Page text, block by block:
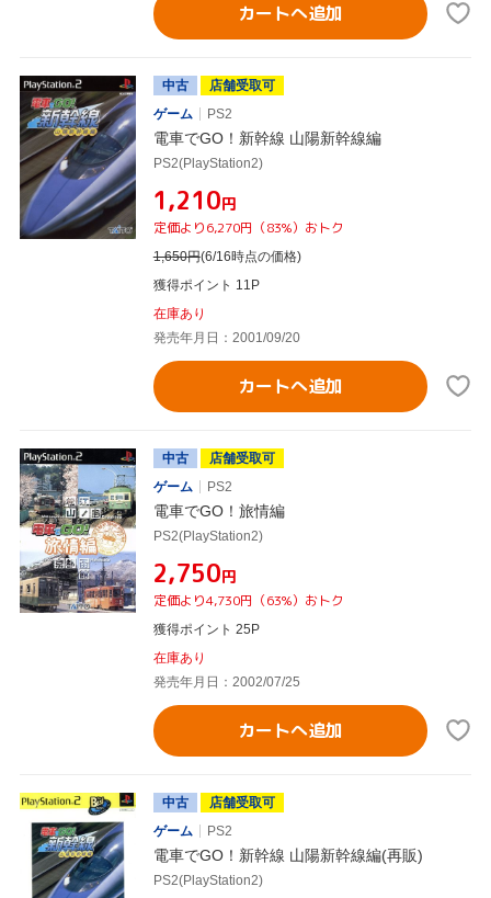
カートへ追加
中古
店舗受取可
ゲーム
PS2
電車でGO！新幹線 山陽新幹線編
PS2(PlayStation2)
¥1,210円
定価より6,270円（83%）おトク
1,650円(6/16時点の価格)
獲得ポイント 11P
在庫あり
発売年月日：2001/09/20
カートへ追加
中古
店舗受取可
ゲーム
PS2
電車でGO！旅情編
PS2(PlayStation2)
¥2,750円
定価より4,730円（63%）おトク
獲得ポイント 25P
在庫あり
発売年月日：2002/07/25
カートへ追加
中古
店舗受取可
ゲーム
PS2
電車でGO！新幹線 山陽新幹線編(再販)
PS2(PlayStation2)